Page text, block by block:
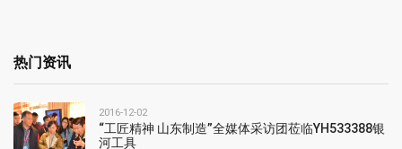
热门资讯
2016-12-02
“工匠精神 山东制造”全媒体采访团莅临YH533388银
河工具